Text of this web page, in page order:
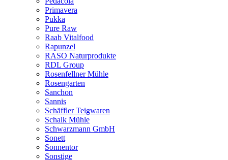
Primavera
Pukka
Pure Raw
Raab Vitalfood
Rapunzel
RASO Naturprodukte
RDL Group
Rosenfellner Mühle
Rosengarten
Sanchon
Sannis
Schäffler Teigwaren
Schalk Mühle
Schwarzmann GmbH
Sonett
Sonnentor
Sonstige